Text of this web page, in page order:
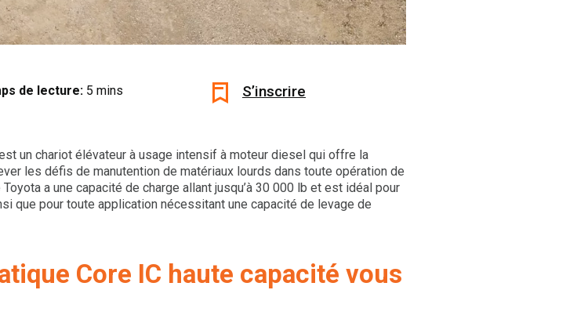
de lecture: 5 mins S’inscrire
un chariot élévateur à usage intensif à moteur diesel qui offre la
les défis de manutention de matériaux lourds dans toute opération de
a une capacité de charge allant jusqu’à 30 000 lb et est idéal pour
que pour toute application nécessitant une capacité de levage de
Core IC haute capacité vous